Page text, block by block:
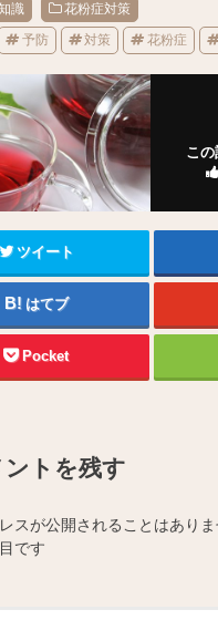
識 花粉症対策
予防 対策 花粉症
こ
ツイート
はてブ
Pocket
ントを残す
スが公開されることはありま
です